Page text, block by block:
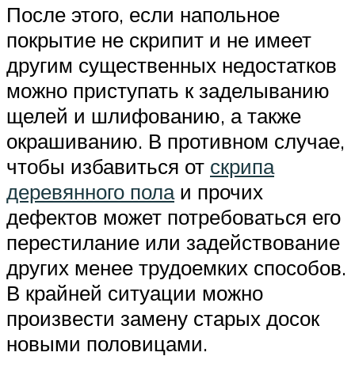
После этого, если напольное
покрытие не скрипит и не имеет
другим существенных недостатков
можно приступать к заделыванию
щелей и шлифованию, а также
окрашиванию. В противном случае,
чтобы избавиться от скрипа
деревянного полаи прочих
дефектов может потребоваться его
перестилание или задействование
других менее трудоемких способов.
В крайней ситуации можно
произвести замену старых досок
новыми половицами.